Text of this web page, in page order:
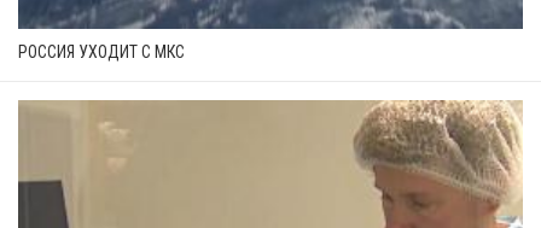
РОССИЯ УХОДИТ С МКС